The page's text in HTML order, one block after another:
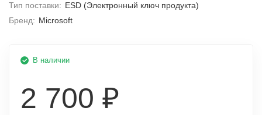
Тип поставки: ESD (Электронный ключ продукта)
Бренд: Microsoft
В наличии
2 700 ₽